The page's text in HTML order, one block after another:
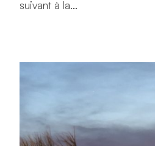
suivant à la...